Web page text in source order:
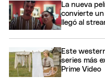
La nueva
convierte
llegó al
Este
series más
Prime Video